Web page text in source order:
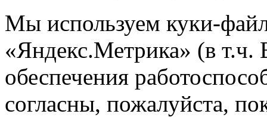
Мы используем куки-
«Яндекс.Метрика» (в т.ч.
обеспечения
согласны, пожалуйста,